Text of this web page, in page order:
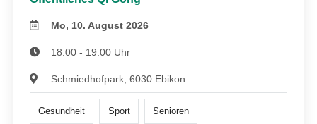
Mo, 10. August 2026
18:00 - 19:00 Uhr
Schmiedhofpark, 6030 Ebikon
Gesundheit Sport Senioren